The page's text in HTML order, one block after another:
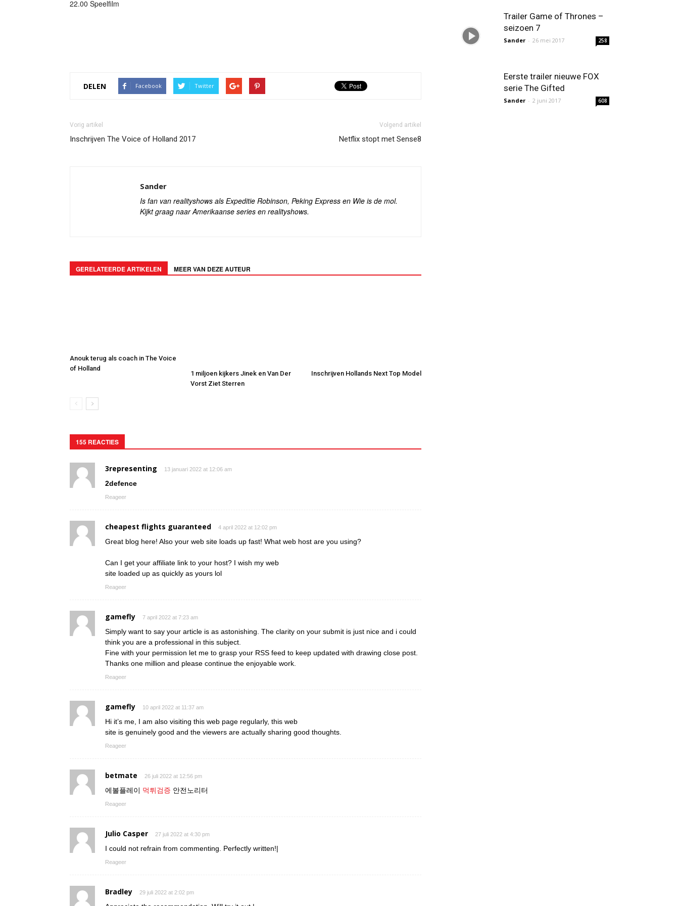
22.00 Speelfilm
DELEN Facebook Twitter
Vorig artikel
Inschrijven The Voice of Holland 2017
Volgend artikel
Netflix stopt met Sense8
Sander
Is fan van realityshows als Expeditie Robinson, Peking Express en Wie is de mol.
Kijkt graag naar Amerikaanse series en realityshows.
GERELATEERDE ARTIKELEN MEER VAN DEZE AUTEUR
Anouk terug als coach in The Voice
of Holland
1 miljoen kijkers Jinek en Van Der
Vorst Ziet Sterren
Inschrijven Hollands Next Top Model
155 REACTIES
3representing 13 januari 2022 at 12:06 am
2defence
Reageer
cheapest flights guaranteed 4 april 2022 at 12:02 pm
Great blog here! Also your web site loads up fast! What web host are you using?
Can I get your affiliate link to your host? I wish my web
site loaded up as quickly as yours lol
Reageer
gamefly 7 april 2022 at 7:23 am
Simply want to say your article is as astonishing. The clarity on your submit is just nice and i could
think you are a professional in this subject.
Fine with your permission let me to grasp your RSS feed to keep updated with drawing close post.
Thanks one million and please continue the enjoyable work.
Reageer
gamefly 10 april 2022 at 11:37 am
Hi it’s me, I am also visiting this web page regularly, this web
site is genuinely good and the viewers are actually sharing good thoughts.
Reageer
betmate 26 juli 2022 at 12:56 pm
에볼플레이 먹튀검증 안전노리터
Reageer
Julio Casper 27 juli 2022 at 4:30 pm
I could not refrain from commenting. Perfectly written!|
Reageer
Bradley 29 juli 2022 at 2:02 pm
Trailer Game of Thrones –
seizoen 7
Sander - 26 mei 2017 258
Eerste trailer nieuwe FOX
serie The Gifted
Sander - 2 juni 2017 608